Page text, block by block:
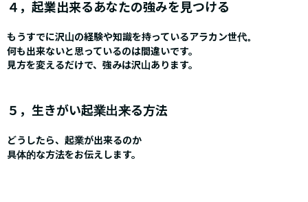
４，起業出来るあなたの強みを見つける
もうすでに沢山の経験や知識を持っているアラカン世代。
何も出来ないと思っているのは間違いです。
見方を変えるだけで、強みは沢山あります。
５，生きがい起業出来る方法
どうしたら、起業が出来るのか
具体的な方法をお伝えします。